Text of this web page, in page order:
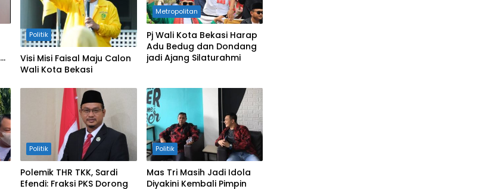
Politik
Visi Misi Faisal Maju Calon
Wali Kota Bekasi
Metropolitan
Pj Wali Kota Bekasi Harap
Adu Bedug dan Dondang
jadi Ajang Silaturahmi
Politik
Polemik THR TKK, Sardi
Efendi: Fraksi PKS Dorong
Politik
Mas Tri Masih Jadi Idola
Diyakini Kembali Pimpin